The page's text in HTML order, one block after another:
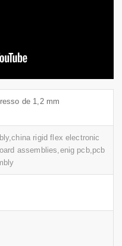
de 1,2 mm
rigid flex electronic
assemblies,enig pcb,pcb